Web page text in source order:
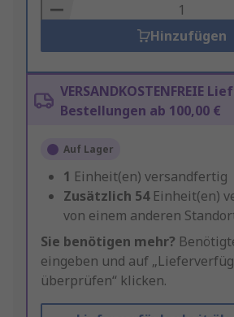
Basket
Hinzufügen
VERSANDKOSTENFREIE
Bestellungen ab 100,00 €
Auf Lager
1 Einheit(en) versandfertig
Zusätzlich 54 Einheit(en)
von einem anderen
Sie benötigen mehr?
eingeben und auf
überprüfen“ klicken.